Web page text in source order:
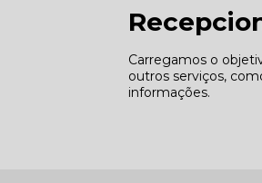
Carregamos o
outros serviços,
informações.